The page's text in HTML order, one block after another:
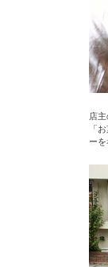
店主
「
ー